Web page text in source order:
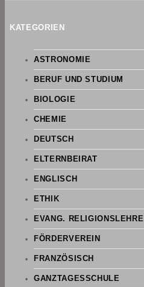
KATEGORIEN
ASTRONOMIE
BERUF UND STUDIUM
BIOLOGIE
CHEMIE
DEUTSCH
ELTERNBEIRAT
ENGLISCH
ETHIK
EVANG. RELIGIONSLEHRE
FÖRDERVEREIN
FRANZÖSISCH
GANZTAGESSCHULE